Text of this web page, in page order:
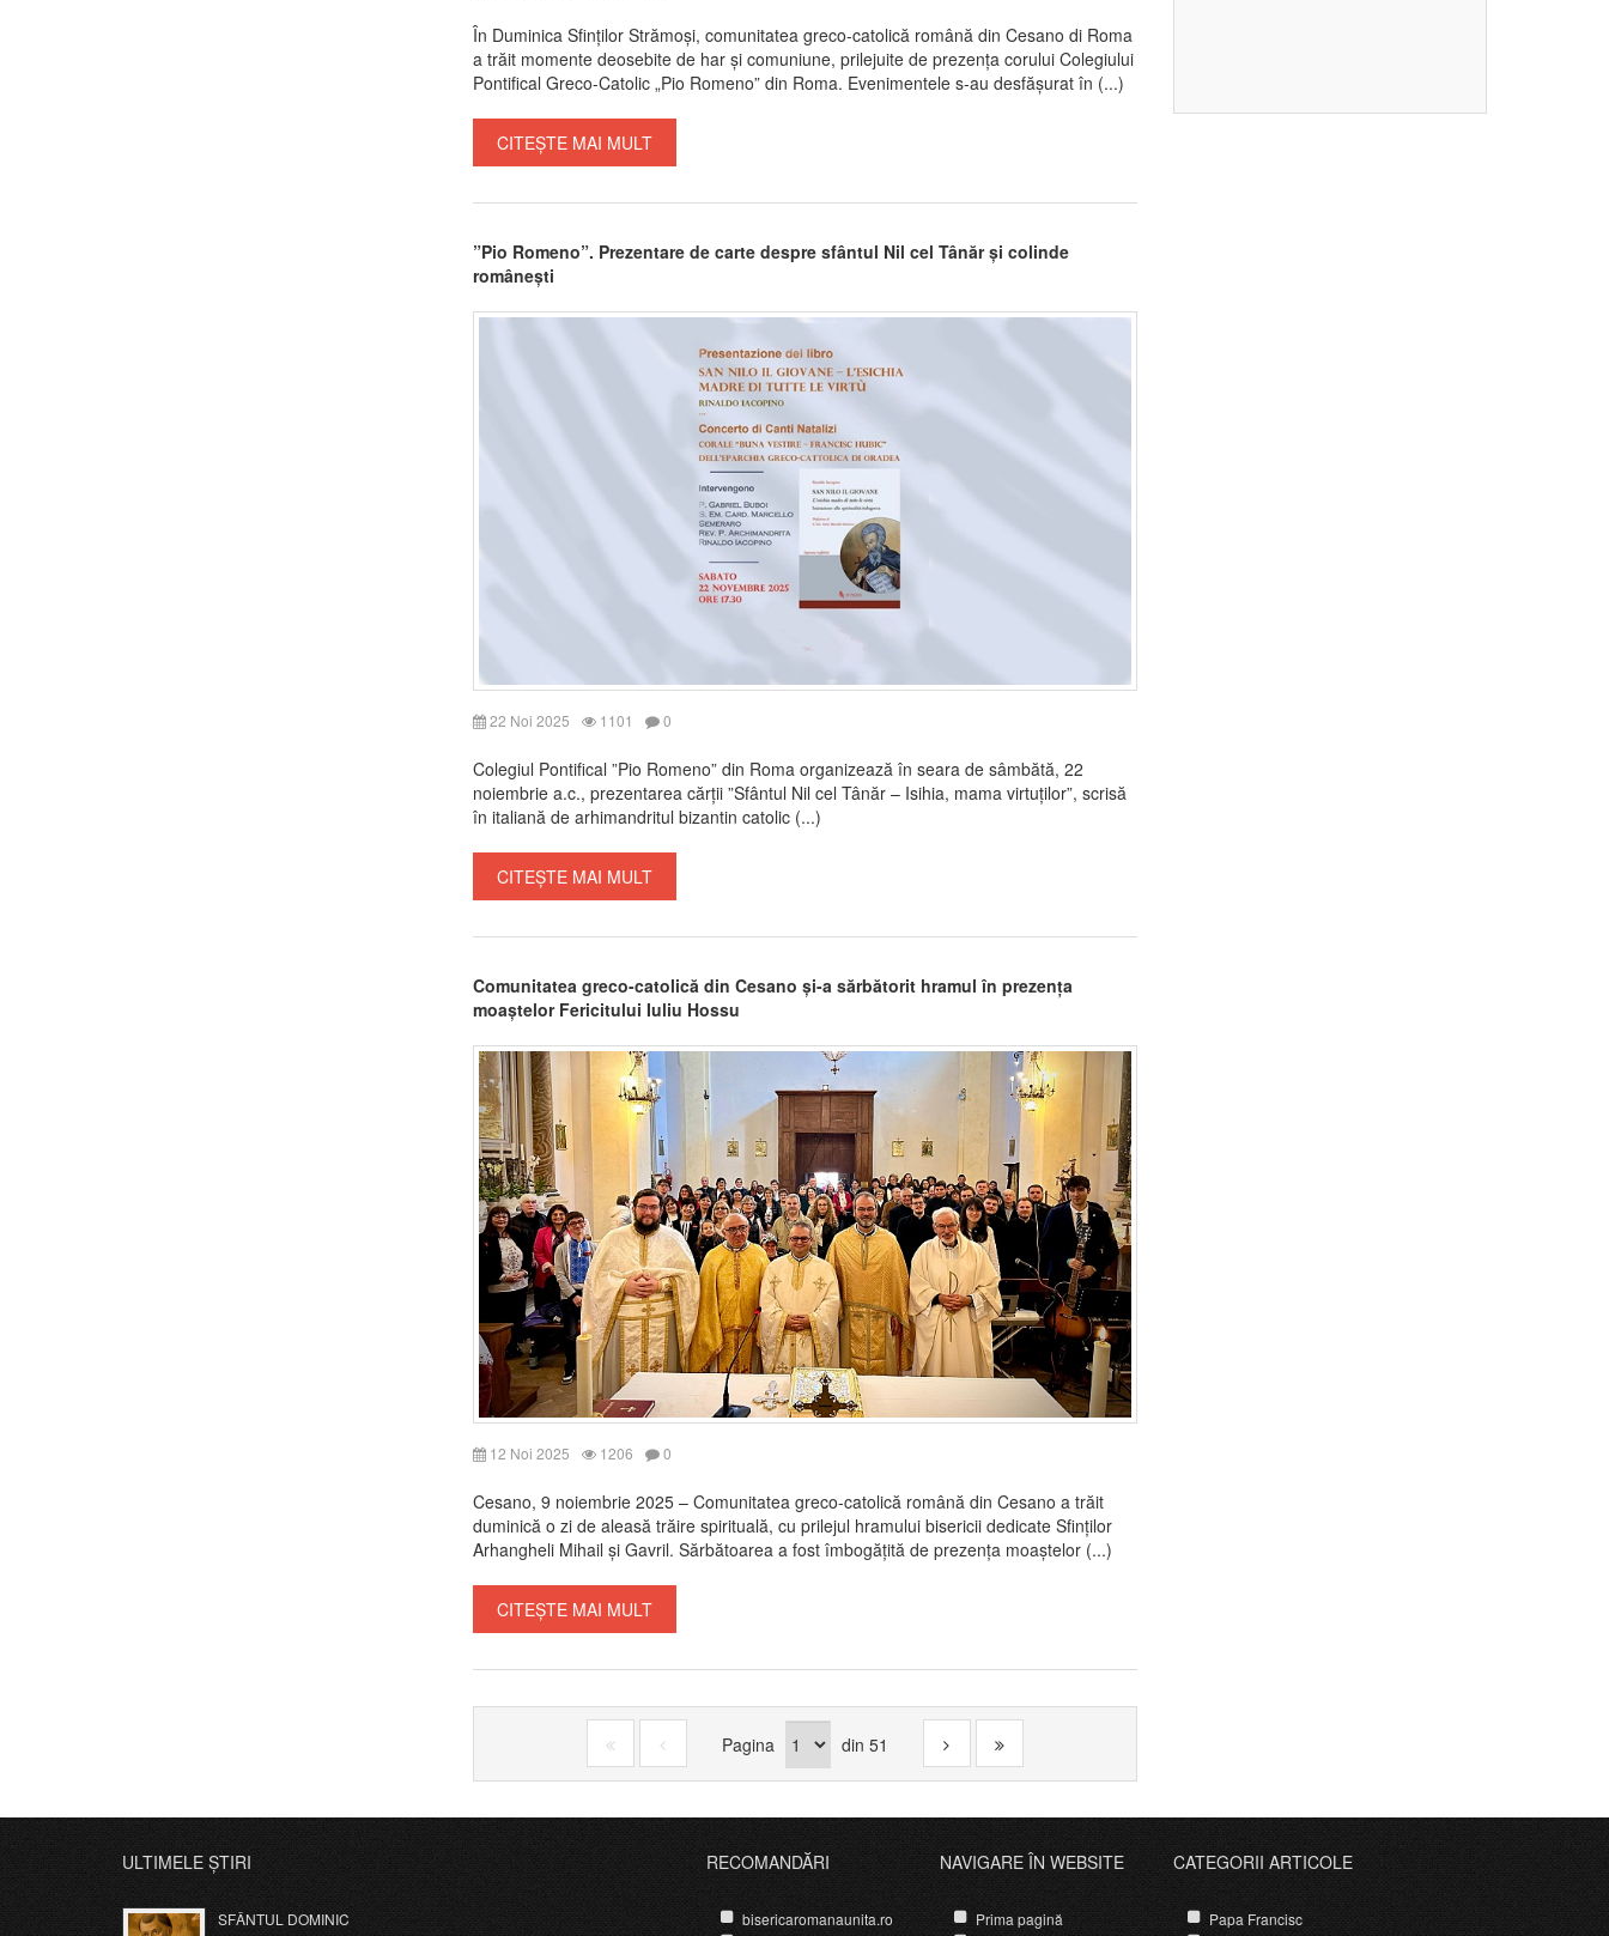
În Duminica Sfinților Strămoși, comunitatea greco-catolică română din Cesano di Roma
a trăit momente deosebite de har și comuniune, prilejuite de prezența corului Colegiului
Pontifical Greco-Catolic „Pio Romeno” din Roma. Evenimentele s-au desfășurat în (...)
CITEȘTE MAI MULT
”Pio Romeno”. Prezentare de carte despre sfântul Nil cel Tânăr și colinde
românești
22 Noi 2025 1101 0
Colegiul Pontifical ”Pio Romeno” din Roma organizează în seara de sâmbătă, 22
noiembrie a.c., prezentarea cărții ”Sfântul Nil cel Tânăr – Isihia, mama virtuților”, scrisă
în italiană de arhimandritul bizantin catolic (...)
CITEȘTE MAI MULT
Comunitatea greco-catolică din Cesano și-a sărbătorit hramul în prezența
moaștelor Fericitului Iuliu Hossu
12 Noi 2025 1206 0
Cesano, 9 noiembrie 2025 – Comunitatea greco-catolică română din Cesano a trăit
duminică o zi de aleasă trăire spirituală, cu prilejul hramului bisericii dedicate Sfinților
Arhangheli Mihail și Gavril. Sărbătoarea a fost îmbogățită de prezența moaștelor (...)
CITEȘTE MAI MULT
Pagina din 51
ULTIMELE ȘTIRI
SFÂNTUL DOMINIC
RECOMANDĂRI
bisericaromanaunita.ro
NAVIGARE ÎN WEBSITE
Prima pagină
CATEGORII ARTICOLE
Papa Francisc